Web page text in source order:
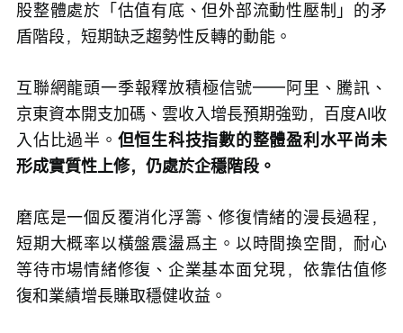
股整體處於「估值有底、但外部流動性壓制」的矛
盾階段，短期缺乏趨勢性反轉的動能。
互聯網龍頭一季報釋放積極信號——阿里、騰訊、
京東資本開支加碼、雲收入增長預期強勁，百度AI收
入佔比過半。 但恒生科技指數的整體盈利水平尚未
形成實質性上修，仍處於企穩階段。
磨底是一個反覆消化浮籌、修復情緒的漫長過程，
短期大概率以橫盤震盪爲主。以時間換空間，耐心
等待市場情緒修復、企業基本面兌現，依靠估值修
復和業績增長賺取穩健收益。